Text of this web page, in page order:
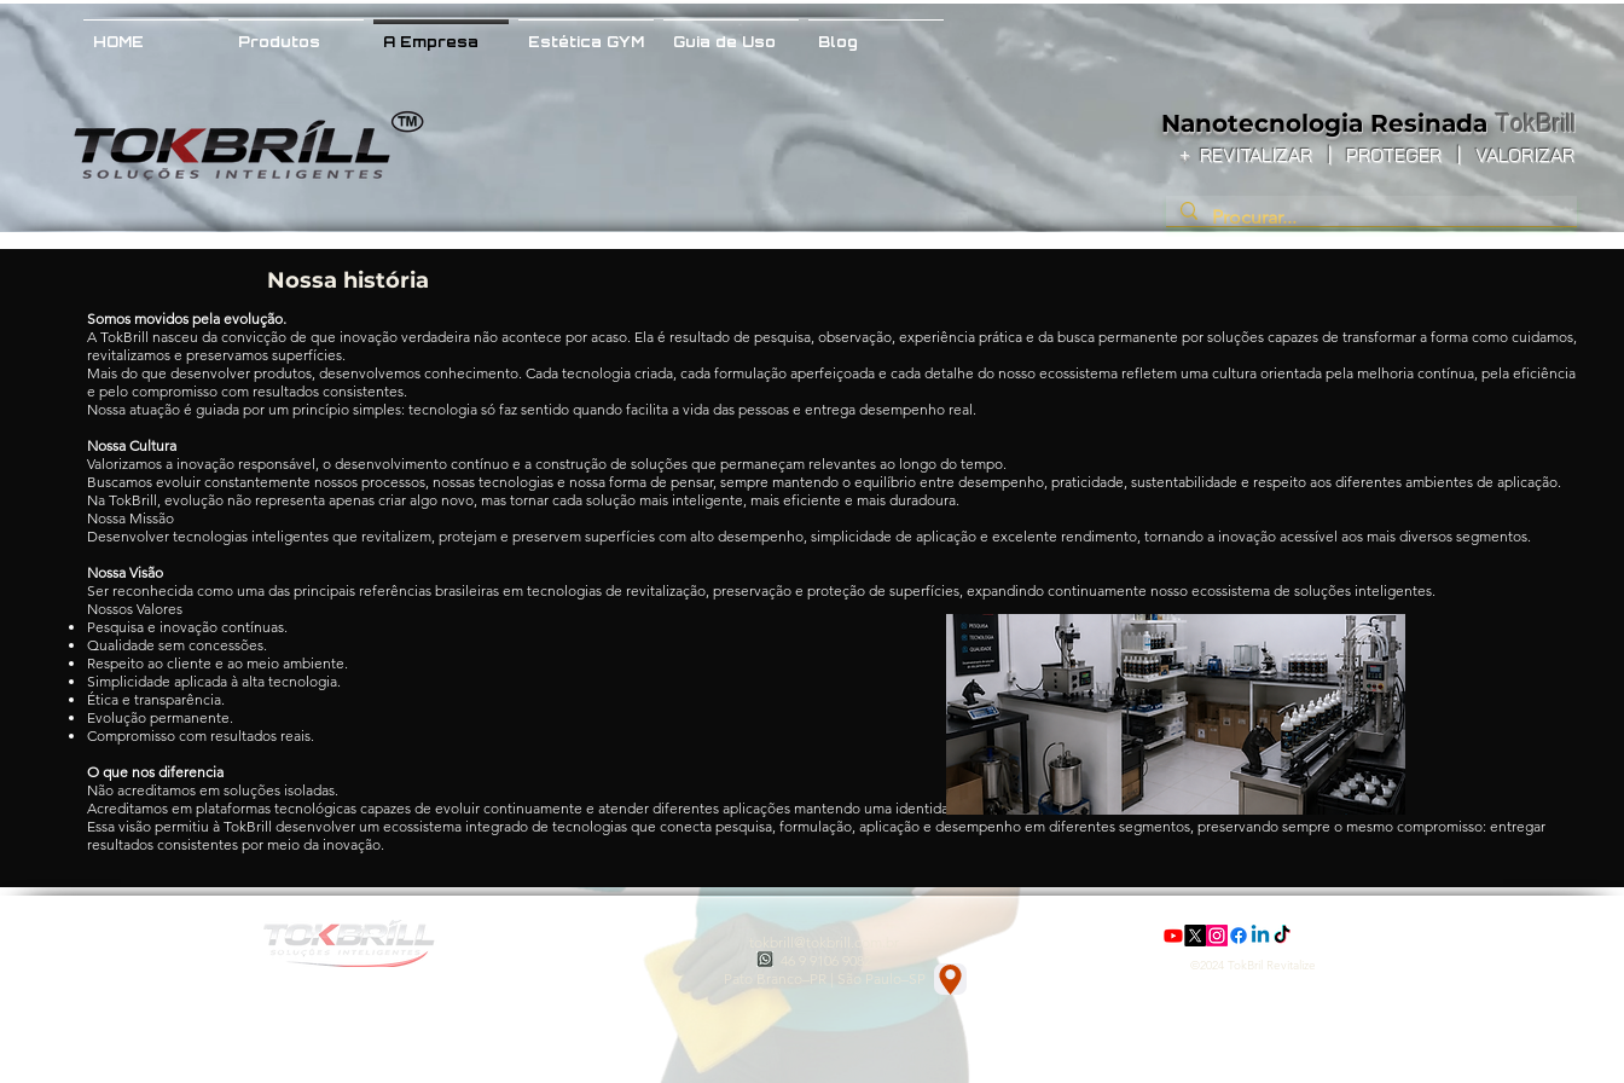
HOME Produtos A Empresa Estética GYM Guia de Uso Blog
Nanotecnologia ResinadaTokBrill
+ REVITALIZAR | PROTEGER | VALORIZAR
Nossa história
Somos movidos pela evolução.
A TokBrill nasceu da convicção de que inovação verdadeira não acontece por acaso. Ela é resultado de pesquisa, observação, experiência prática e da busca permanente por soluções capazes de transformar a forma como cuidamos,
revitalizamos e preservamos superfícies.
Mais do que desenvolver produtos, desenvolvemos conhecimento. Cada tecnologia criada, cada formulação aperfeiçoada e cada detalhe do nosso ecossistema refletem uma cultura orientada pela melhoria contínua, pela eficiência
e pelo compromisso com resultados consistentes.
Nossa atuação é guiada por um princípio simples: tecnologia só faz sentido quando facilita a vida das pessoas e entrega desempenho real.
Nossa Cultura
Valorizamos a inovação responsável, o desenvolvimento contínuo e a construção de soluções que permaneçam relevantes ao longo do tempo.
Buscamos evoluir constantemente nossos processos, nossas tecnologias e nossa forma de pensar, sempre mantendo o equilíbrio entre desempenho, praticidade, sustentabilidade e respeito aos diferentes ambientes de aplicação.
Na TokBrill, evolução não representa apenas criar algo novo, mas tornar cada solução mais inteligente, mais eficiente e mais duradoura.
Nossa Missão
Desenvolver tecnologias inteligentes que revitalizem, protejam e preservem superfícies com alto desempenho, simplicidade de aplicação e excelente rendimento, tornando a inovação acessível aos mais diversos segmentos.
Nossa Visão
Ser reconhecida como uma das principais referências brasileiras em tecnologias de revitalização, preservação e proteção de superfícies, expandindo continuamente nosso ecossistema de soluções inteligentes.
Nossos Valores
Pesquisa e inovação contínuas.
Qualidade sem concessões.
Respeito ao cliente e ao meio ambiente.
Simplicidade aplicada à alta tecnologia.
Ética e transparência.
Evolução permanente.
Compromisso com resultados reais.
O que nos diferencia
Não acreditamos em soluções isoladas.
Acreditamos em plataformas tecnológicas capazes de evoluir continuamente e atender diferentes aplicações mantendo uma identidade única.
Essa visão permitiu à TokBrill desenvolver um ecossistema integrado de tecnologias que conecta pesquisa, formulação, aplicação e desempenho em diferentes segmentos, preservando sempre o mesmo compromisso: entregar
resultados consistentes por meio da inovação.
tokbrill@tokbrill.com.br
Pato Branco–PR | São Paulo–SP
©2024 TokBril Revitalize